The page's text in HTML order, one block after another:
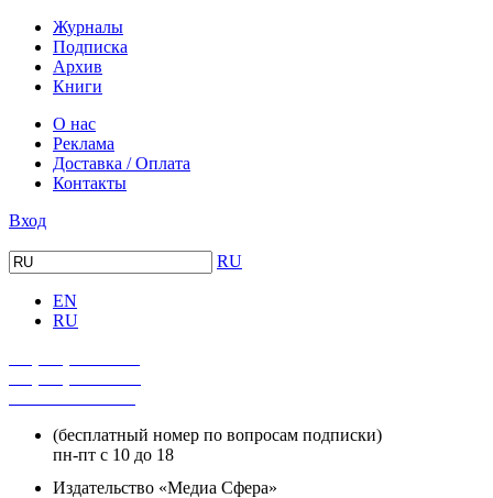
Журналы
Подписка
Архив
Книги
О нас
Реклама
Доставка / Оплата
Контакты
Вход
RU
EN
RU
(бесплатный номер по вопросам подписки)
пн-пт с 10 до 18
Издательство «Медиа Сфера»